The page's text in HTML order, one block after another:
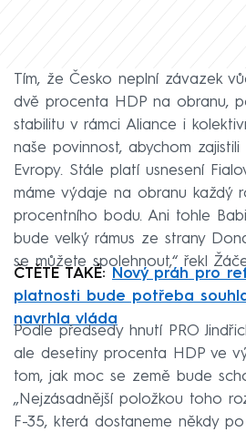
Tím, že Česko neplní závazek
dvě procenta HDP na obranu,
stabilitu v rámci Aliance i
naše povinnost, abychom
Evropy. Stále platí usnesení
máme výdaje na obranu každý
procentního bodu. Ani tohle
bude velký rámus ze strany
se můžete spolehnout,“ řekl
ČTĚTE TAKÉ:
Nový práh pro
platnosti bude potřeba
navrhla vláda
Podle předsedy hnutí PRO
ale desetiny procenta HDP ve
tom, jak moc se země bude
„Nejzásadnější položkou toho
F-35, která dostaneme někdy